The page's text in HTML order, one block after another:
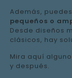
Además,
pequeños o
Desde diseños
clásicos, hay
Mira aquí
y después.